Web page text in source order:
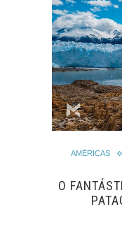
AMÉRICAS
O